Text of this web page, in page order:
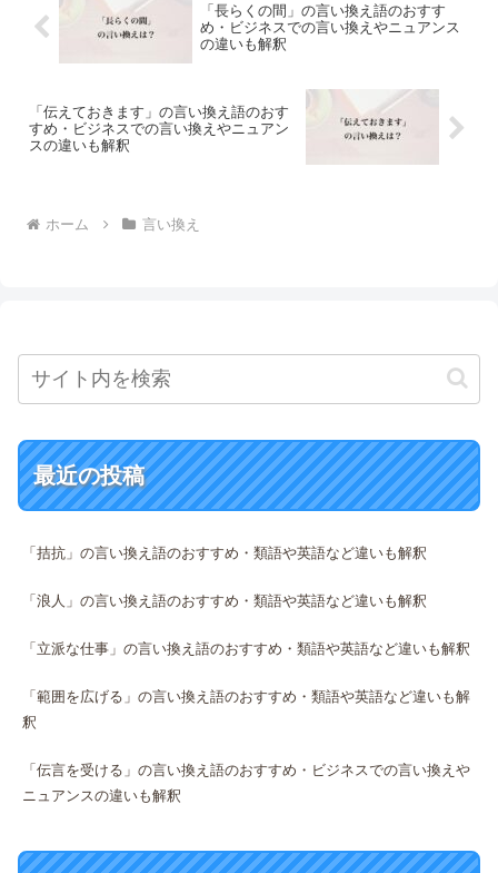
「長らくの間」の言い換え語のおすす
め・ビジネスでの言い換えやニュアンス
の違いも解釈
「伝えておきます」の言い換え語のおす
すめ・ビジネスでの言い換えやニュアン
スの違いも解釈
ホーム 言い換え
最近の投稿
「拮抗」の言い換え語のおすすめ・類語や英語など違いも解釈
「浪人」の言い換え語のおすすめ・類語や英語など違いも解釈
「立派な仕事」の言い換え語のおすすめ・類語や英語など違いも解釈
「範囲を広げる」の言い換え語のおすすめ・類語や英語など違いも解
釈
「伝言を受ける」の言い換え語のおすすめ・ビジネスでの言い換えや
ニュアンスの違いも解釈